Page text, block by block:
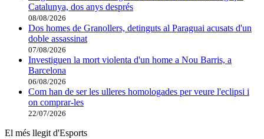
Catalunya, dos anys després
08/08/2026
Dos homes de Granollers, detinguts al Paraguai acusats d'un
doble assassinat
07/08/2026
Investiguen la mort violenta d'un home a Nou Barris, a
Barcelona
06/08/2026
Com han de ser les ulleres homologades per veure l'eclipsi i
on comprar-les
22/07/2026
El més llegit d'Esports